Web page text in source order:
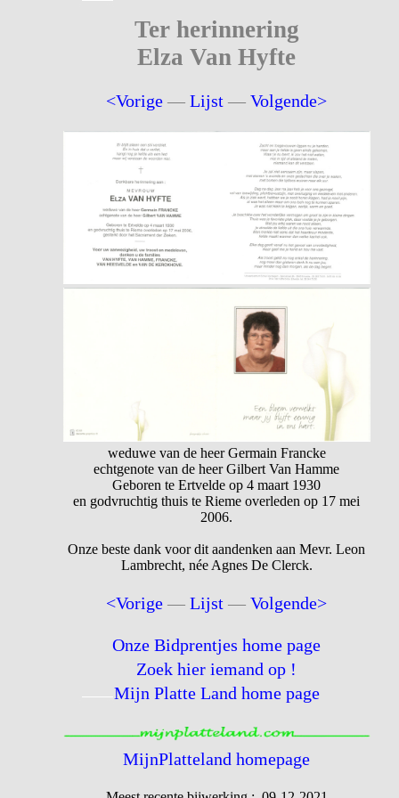
Ter herinnering
Elza Van Hyfte
<Vorige —Lijst —Volgende>
weduwe van de heer Germain Francke
echtgenote van de heer Gilbert Van Hamme
Geboren te Ertvelde op 4 maart 1930
en godvruchtig thuis te Rieme overleden op 17 mei
2006.
Onze beste dank voor dit aandenken aan Mevr. Leon
Lambrecht, née Agnes De Clerck.
<Vorige —Lijst —Volgende>
Onze Bidprentjes home page
Zoek hier iemand op !
Mijn Platte Land home page
MijnPlatteland homepage